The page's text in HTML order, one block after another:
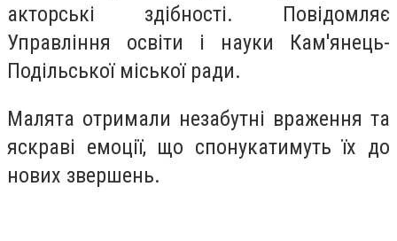
акторські здібності. Повідомляє
Управління освіти і науки Кам'янець-
Подільської міської ради.
Малята отримали незабутні враження та
яскраві емоції, що спонукатимуть їх до
нових звершень.